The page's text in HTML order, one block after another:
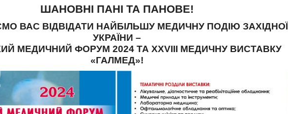
ШАНОВНІ ПАНІ ТА ПАНОВЕ!
ВАС ВІДВІДАТИ НАЙБІЛЬШУ МЕДИЧНУ ПОДІЮ ЗАХІДНОЇ
УКРАЇНИ –
МЕДИЧНИЙ ФОРУМ 2024 ТА XXVIII МЕДИЧНУ ВИСТАВКУ
«ГАЛМЕД»!